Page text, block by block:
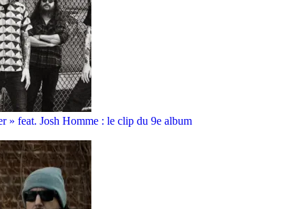
» feat. Josh Homme : le clip du 9e album